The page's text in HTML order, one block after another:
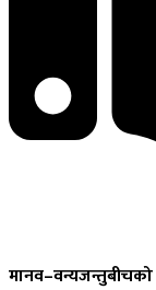
मानव–वन्यजन्तुबीचको